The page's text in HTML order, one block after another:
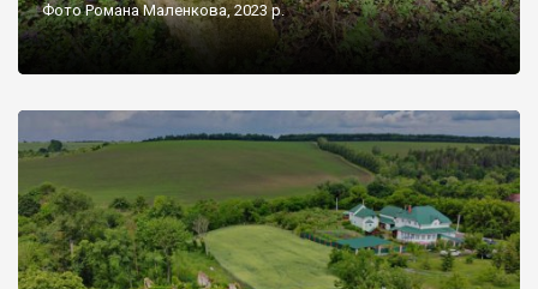
Фото Романа Маленкова, 2023 р.